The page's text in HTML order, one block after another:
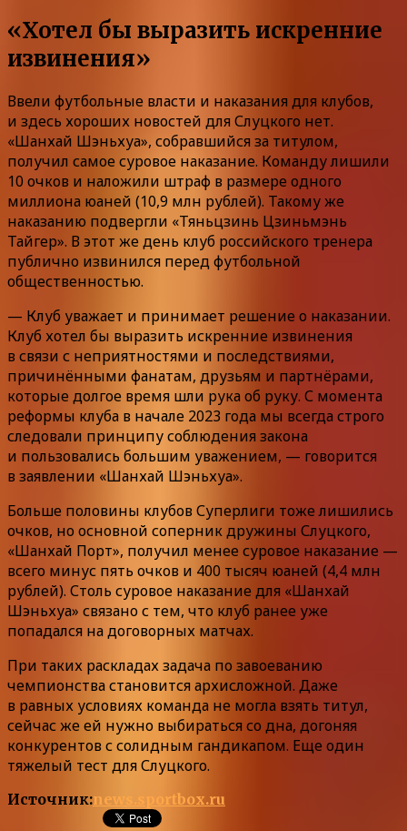
«Хотел бы выразить искренние
извинения»
Ввели футбольные власти и наказания для клубов,
и здесь хороших новостей для Слуцкого нет.
«Шанхай Шэньхуа», собравшийся за титулом,
получил самое суровое наказание. Команду лишили
10 очков и наложили штраф в размере одного
миллиона юаней (10,9 млн рублей). Такому же
наказанию подвергли «Тяньцзинь Цзиньмэнь
Тайгер». В этот же день клуб российского тренера
публично извинился перед футбольной
общественностью.
— Клуб уважает и принимает решение о наказании.
Клуб хотел бы выразить искренние извинения
в связи с неприятностями и последствиями,
причинёнными фанатам, друзьям и партнёрами,
которые долгое время шли рука об руку. С момента
реформы клуба в начале 2023 года мы всегда строго
следовали принципу соблюдения закона
и пользовались большим уважением, — говорится
в заявлении «Шанхай Шэньхуа».
Больше половины клубов Суперлиги тоже лишились
очков, но основной соперник дружины Слуцкого,
«Шанхай Порт», получил менее суровое наказание —
всего минус пять очков и 400 тысяч юаней (4,4 млн
рублей). Столь суровое наказание для «Шанхай
Шэньхуа» связано с тем, что клуб ранее уже
попадался на договорных матчах.
При таких раскладах задача по завоеванию
чемпионства становится архисложной. Даже
в равных условиях команда не могла взять титул,
сейчас же ей нужно выбираться со дна, догоняя
конкурентов с солидным гандикапом. Еще один
тяжелый тест для Слуцкого.
Источник:news.sportbox.ru